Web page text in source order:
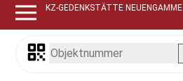
KZ-GEDENKSTÄTTE NEUENGAMME